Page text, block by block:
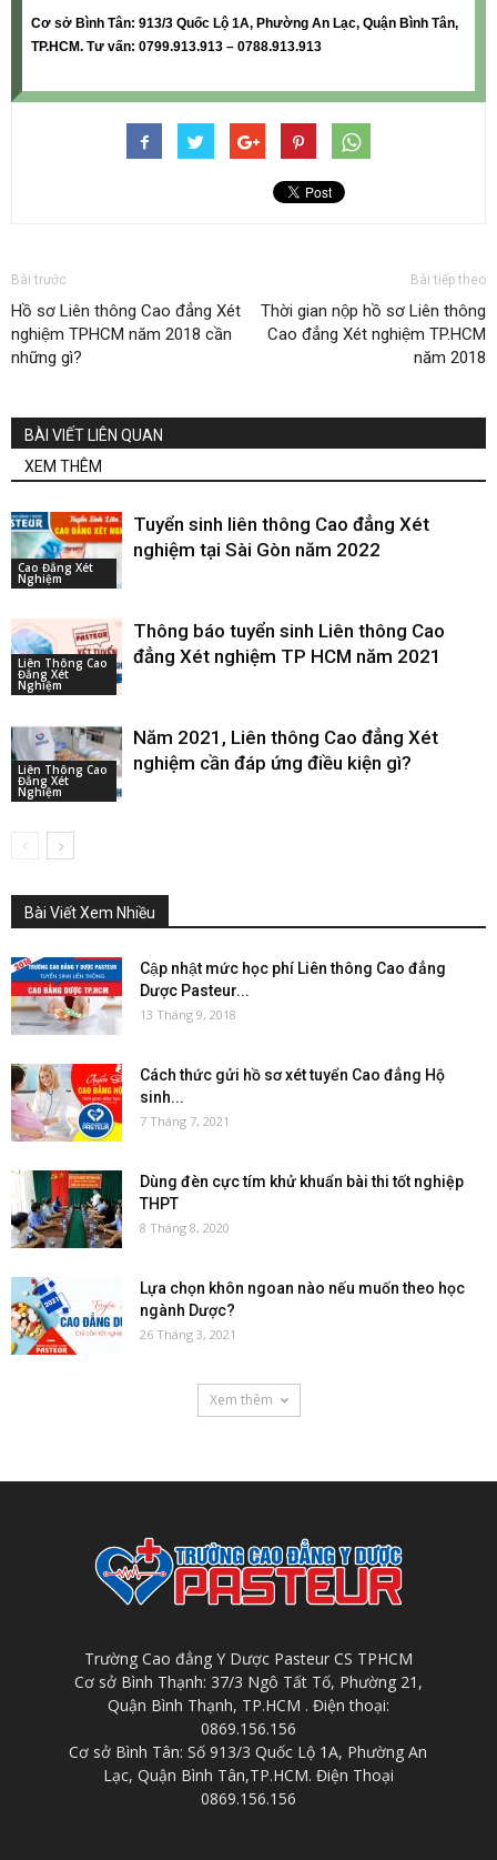
Cơ sở Bình Tân: 913/3 Quốc Lộ 1A, Phường An Lạc, Quận Bình Tân,
TP.HCM. Tư vấn: 0799.913.913 – 0788.913.913
Bài trước
Hồ sơ Liên thông Cao đẳng Xét
nghiệm TPHCM năm 2018 cần
những gì?
Bài tiếp theo
Thời gian nộp hồ sơ Liên thông
Cao đẳng Xét nghiệm TP.HCM
năm 2018
BÀI VIẾT LIÊN QUAN
XEM THÊM
Cao Đẳng Xét
Nghiệm
Tuyển sinh liên thông Cao đẳng Xét
nghiệm tại Sài Gòn năm 2022
Liên Thông Cao
Đẳng Xét
Nghiệm
Thông báo tuyển sinh Liên thông Cao
đẳng Xét nghiệm TP HCM năm 2021
Liên Thông Cao
Đẳng Xét
Nghiệm
Năm 2021, Liên thông Cao đẳng Xét
nghiệm cần đáp ứng điều kiện gì?
Bài Viết Xem Nhiều
Cập nhật mức học phí Liên thông Cao đẳng
Dược Pasteur...
13 Tháng 9, 2018
Cách thức gửi hồ sơ xét tuyển Cao đẳng Hộ
sinh...
7 Tháng 7, 2021
Dùng đèn cực tím khử khuẩn bài thi tốt nghiệp
THPT
8 Tháng 8, 2020
Lựa chọn khôn ngoan nào nếu muốn theo học
ngành Dược?
26 Tháng 3, 2021
Xem thêm
Trường Cao đẳng Y Dược Pasteur CS TPHCM
Cơ sở Bình Thạnh: 37/3 Ngô Tất Tố, Phường 21,
Quận Bình Thạnh, TP.HCM . Điện thoại:
0869.156.156
Cơ sở Bình Tân: Số 913/3 Quốc Lộ 1A, Phường An
Lạc, Quận Bình Tân,TP.HCM. Điện Thoại
0869.156.156